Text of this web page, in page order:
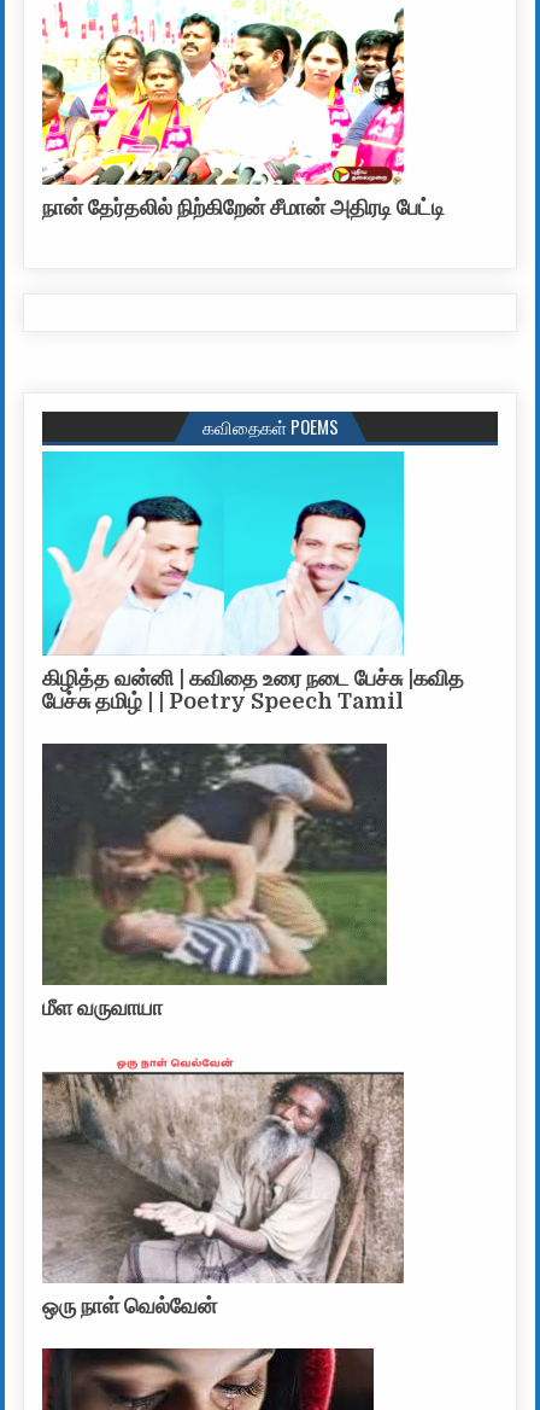
நான் தேர்தலில் நிற்கிறேன் சீமான் அதிரடி பேட்டி
கவிதைகள் POEMS
கிழித்த வன்னி | கவிதை உரை நடை பேச்சு |கவித
பேச்சு தமிழ் | | Poetry Speech Tamil
மீள வருவாயா
ஒரு நாள் வெல்வேன்